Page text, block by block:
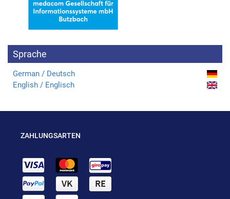
Sprache
German / Deutsch
English / Englisch
ZAHLUNGSARTEN